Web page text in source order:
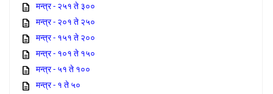
मन्त्र - २५१ ते ३००
मन्त्र - २०१ ते २५०
मन्त्र - १५१ ते २००
मन्त्र - १०१ ते १५०
मन्त्र - ५१ ते १००
मन्त्र - १ ते ५०